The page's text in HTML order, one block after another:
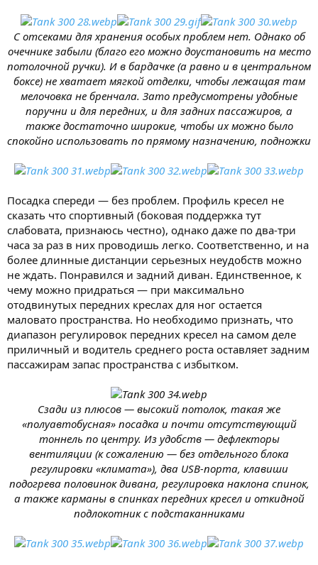
С отсеками для хранения особых проблем нет. Однако об
очечнике забыли (благо его можно доустановить на место
потолочной ручки). И в бардачке (а равно и в центральном
боксе) не хватает мягкой отделки, чтобы лежащая там
мелочовка не бренчала. Зато предусмотрены удобные
поручни и для передних, и для задних пассажиров, а
также достаточно широкие, чтобы их можно было
спокойно использовать по прямому назначению, подножки
Посадка спереди — без проблем. Профиль кресел не
сказать что спортивный (боковая поддержка тут
слабовата, признаюсь честно), однако даже по два-три
часа за раз в них проводишь легко. Соответственно, и на
более длинные дистанции серьезных неудобств можно
не ждать. Понравился и задний диван. Единственное, к
чему можно придраться — при максимально
отодвинутых передних креслах для ног остается
маловато пространства. Но необходимо признать, что
диапазон регулировок передних кресел на самом деле
приличный и водитель среднего роста оставляет задним
пассажирам запас пространства с избытком.
Сзади из плюсов — высокий потолок, такая же
«полуавтобусная» посадка и почти отсутствующий
тоннель по центру. Из удобств — дефлекторы
вентиляции (к сожалению — без отдельного блока
регулировки «климата»), два USB-порта, клавиши
подогрева половинок дивана, регулировка наклона спинок,
а также карманы в спинках передних кресел и откидной
подлокотник с подстаканниками